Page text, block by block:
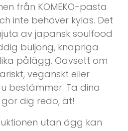
från KOMEKO-pasta
inte behöver kylas. Det
av japansk soulfood
buljong, knapriga
pålägg. Oavsett om
veganskt eller
bestämmer. Ta dina
dig redo, ät!
utan ägg kan